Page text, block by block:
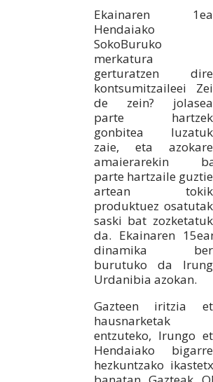
Ekainaren
Hendaiako
SokoBuruko
merkatura
gerturatzen
kontsumitzaileei
de zein?
parte
gonbitea
zaie, eta
amaierarekin
parte hartzaile
artean
produktuez
saski bat
da. Ekainaren
dinamika
burutuko da
Urdanibia azokan.
Gazteen iritzia
hausnarketak
entzuteko, Irungo
Hendaiako
hezkuntzako